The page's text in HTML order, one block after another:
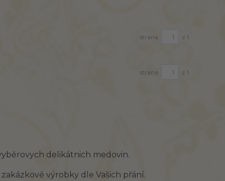
strana z 1
strana z 1
delikátnich medovin.
výrobky dle Vašich přání.